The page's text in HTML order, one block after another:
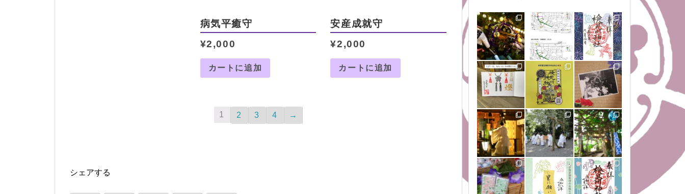
病気平癒守
¥2,000
カートに追加
安産成就守
¥2,000
カートに追加
1 2 3 4 →
シェアする